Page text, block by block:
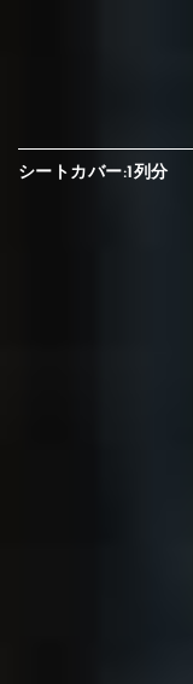
シートカバー:1列分